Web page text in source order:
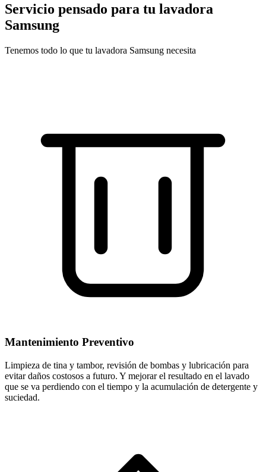
Servicio pensado para tu lavadora
Samsung
Tenemos todo lo que tu lavadora Samsung necesita
Mantenimiento Preventivo
Limpieza de tina y tambor, revisión de bombas y lubricación para
evitar daños costosos a futuro. Y mejorar el resultado en el lavado
que se va perdiendo con el tiempo y la acumulación de detergente y
suciedad.